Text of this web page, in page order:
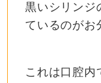
黒いシリンジ
ているのがお
これは口腔内